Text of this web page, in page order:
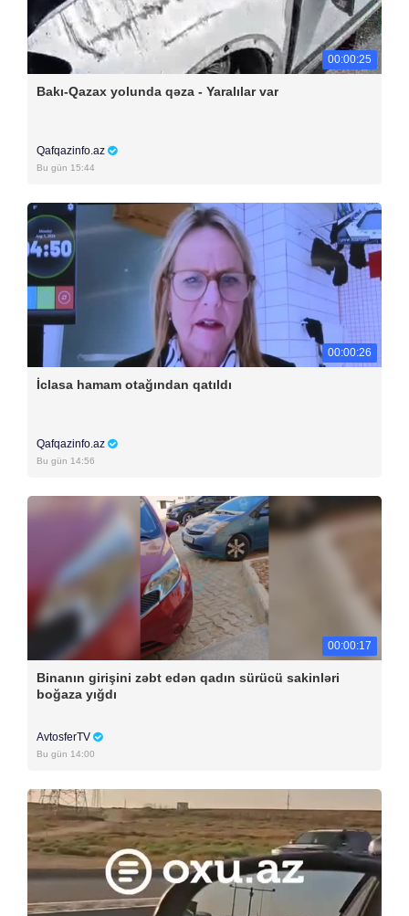
00:00:25
Bakı-Qazax yolunda qəza - Yaralılar var
Qafqazinfo.az
Bu gün 15:44
00:00:26
İclasa hamam otağından qatıldı
Qafqazinfo.az
Bu gün 14:56
00:00:17
Binanın girişini zəbt edən qadın sürücü sakinləri
boğaza yığdı
AvtosferTV
Bu gün 14:00